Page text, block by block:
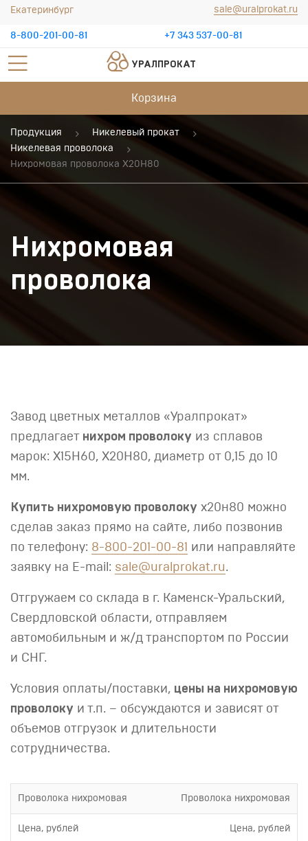
УРАЛПРОКАТ
Екатеринбург sale@uralprokat.ru
8-800-201-00-81 +7 343 537-00-81
Корзина
Продукция
Никелевый прокат
Никелевая проволока
Нихромовая проволока Х20Н80
Нихромовая
проволока
Завод цветных металлов «Уралпрокат»
предлагает нихром проволоку из сплавов
марок: Х15Н60, Х20Н80, диаметр от 0,15 до 10
мм.
Купить нихромовую проволоку х20н80 можно
сделав заказ прямо на сайте, либо позвонив
по телефону: 8-800-201-00-81 или направляйте
заявку на E-mail: sale@uralprokat.ru.
Отгружаем со склада в г. Каменск-Уральский,
Свердловской области, отправляем
автомобильным и ж/д транспортом по России
и СНГ.
Условия оплаты/поставки, цены на нихромовую
проволоку и т.п. – обсуждаются и зависят от
объемов отгрузок и длительности
сотрудничества.
Проволока нихромовая Проволока нихромовая
Цена, рублей Цена, рублей